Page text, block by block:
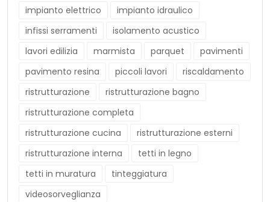
impianto elettrico
impianto idraulico
infissi serramenti
isolamento acustico
lavori edilizia
marmista parquet
pavimenti
pavimento resina
piccoli lavori
riscaldamento
ristrutturazione
ristrutturazione bagno
ristrutturazione completa
ristrutturazione cucina
ristrutturazione esterni
ristrutturazione interna
tetti in legno
tetti in muratura
tinteggiatura
videosorveglianza